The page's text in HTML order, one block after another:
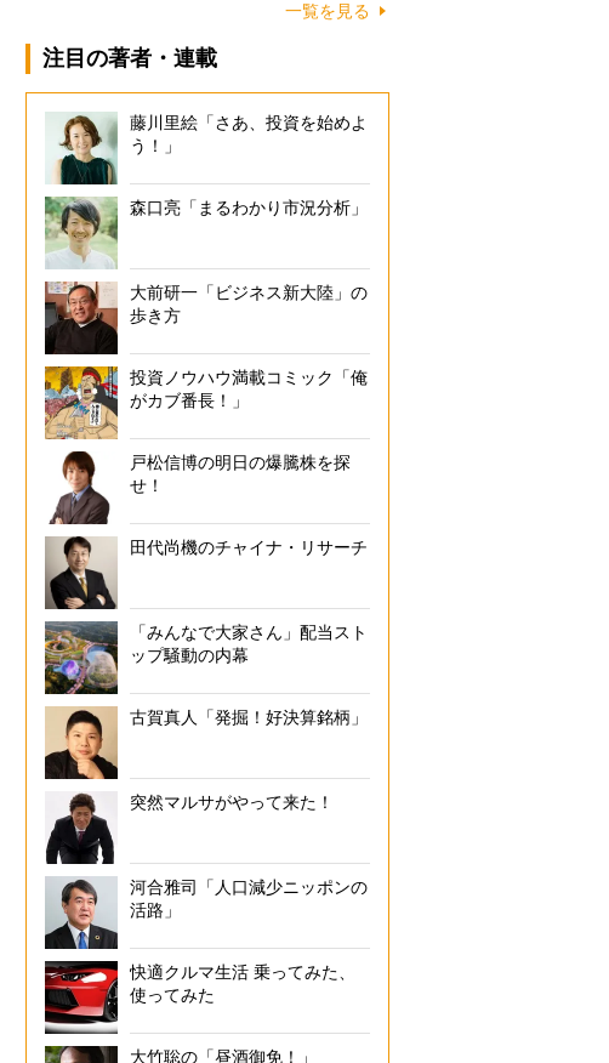
一覧を見る
注目の著者・連載
藤川里絵「さあ、投資を始めよ
う！」
森口亮「まるわかり市況分析」
大前研一「ビジネス新大陸」の
歩き方
投資ノウハウ満載コミック「俺
がカブ番長！」
戸松信博の明日の爆騰株を探
せ！
田代尚機のチャイナ・リサーチ
「みんなで大家さん」配当スト
ップ騒動の内幕
古賀真人「発掘！好決算銘柄」
突然マルサがやって来た！
河合雅司「人口減少ニッポンの
活路」
快適クルマ生活 乗ってみた、
使ってみた
大竹聡の「昼酒御免！」